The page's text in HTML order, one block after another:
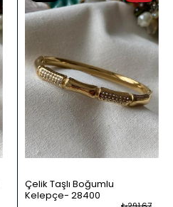
Çelik Taşlı Boğumlu
Kelepçe 28400
Ürün